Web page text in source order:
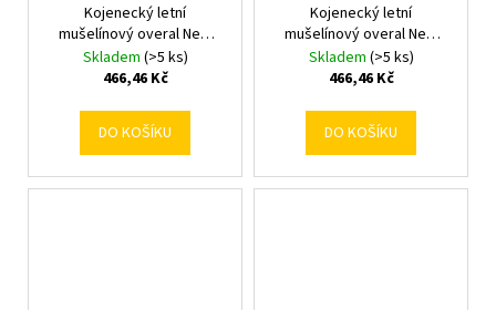
Kojenecký letní
mušelínový overal New
Baby blue 68 (4-6m)
Skladem (>5 ks)
466,46 Kč
DO KOŠÍKU
Kojenecký letní
mušelínový overal New
Baby blue 74 (6-9m)
Skladem (>5 ks)
466,46 Kč
DO KOŠÍKU